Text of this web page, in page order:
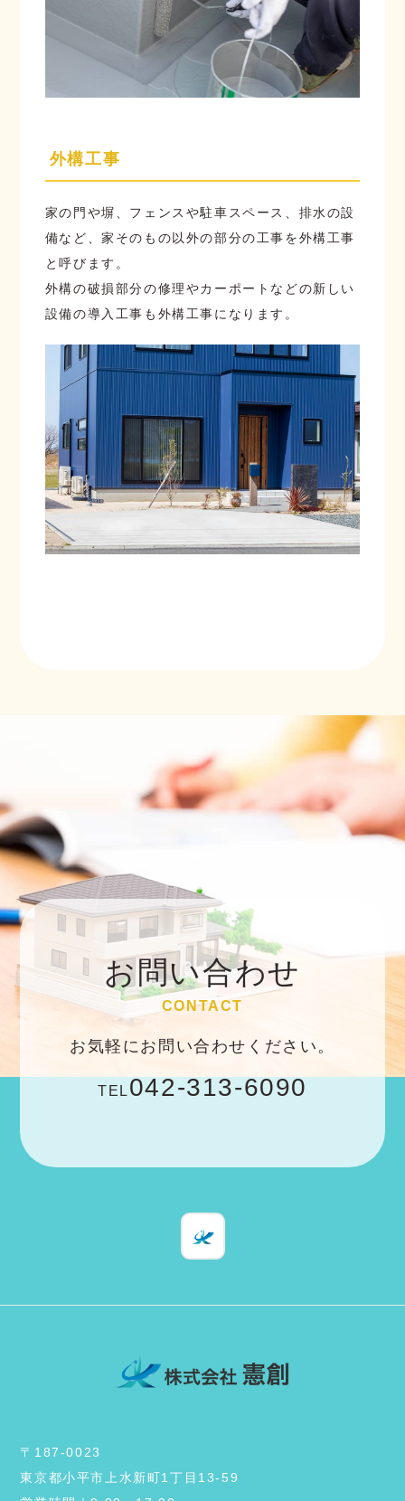
外構工事
家の門や塀、フェンスや駐車スペース、排水の設
備など、家そのもの以外の部分の工事を外構工事
と呼びます。
外構の破損部分の修理やカーポートなどの新しい
設備の導入工事も外構工事になります。
お問い合わせ
CONTACT
お気軽にお問い合わせください。
TEL 042-313-6090
〒187-0023
東京都小平市上水新町1丁目13-59